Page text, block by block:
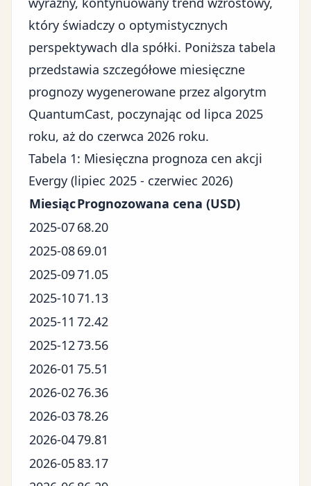
który świadczy o optymistycznych
perspektywach dla spółki. Poniższa tabela
przedstawia szczegółowe miesięczne
prognozy wygenerowane przez algorytm
QuantumCast, poczynając od lipca 2025
roku, aż do czerwca 2026 roku.
Tabela 1: Miesięczna prognoza cen akcji
Evergy (lipiec 2025 - czerwiec 2026)
MiesiącPrognozowana cena (USD)
2025-0768.20
2025-0869.01
2025-0971.05
2025-1071.13
2025-11 72.42
2025-1273.56
2026-01 75.51
2026-0276.36
2026-0378.26
2026-0479.81
2026-0583.17